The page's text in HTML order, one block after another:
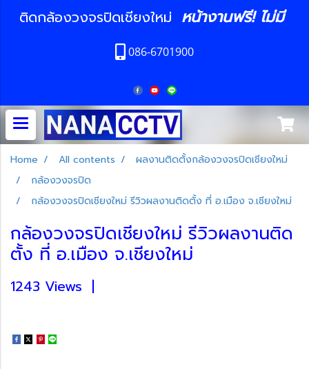
ติดกล้องวงจรปิดเชียงใหม่ หน้างานฟรี! ไม่มี
086-6701900
Home All contents
ผลงานติดตั้งกล้องวงจรปิดเชียงใหม่
กล้องวงจรปิด
กล้องวงจรปิดเชียงใหม่ รีวิวผลงานติดตั้ง ที่ อ.เมือง จ.เชียงใหม่
กล้องวงจรปิดเชียงใหม่ รีวิวผลงานติด
ตั้ง ที่ อ.เมือง จ.เชียงใหม่
1243 Views |